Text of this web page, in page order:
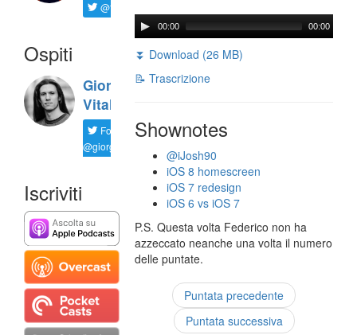
@ftrava
Ospiti
Giorgio
Vitali
Follow
@giorgio__vit
Iscriviti
00:00 00:00
⏬ Download (26 MB)
📝 Trascrizione
Shownotes
@iJosh90
iOS 8 homescreen
iOS 7 redesign
iOS 6 vs iOS 7
P.S. Questa volta Federico non ha
azzeccato neanche una volta il numero
delle puntate.
Puntata precedente
Puntata successiva